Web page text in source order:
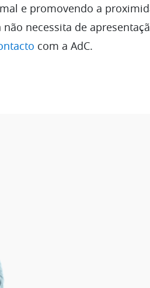
e promovendo a
necessita de
com a AdC.